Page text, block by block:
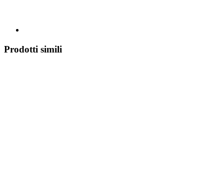
Prodotti simili